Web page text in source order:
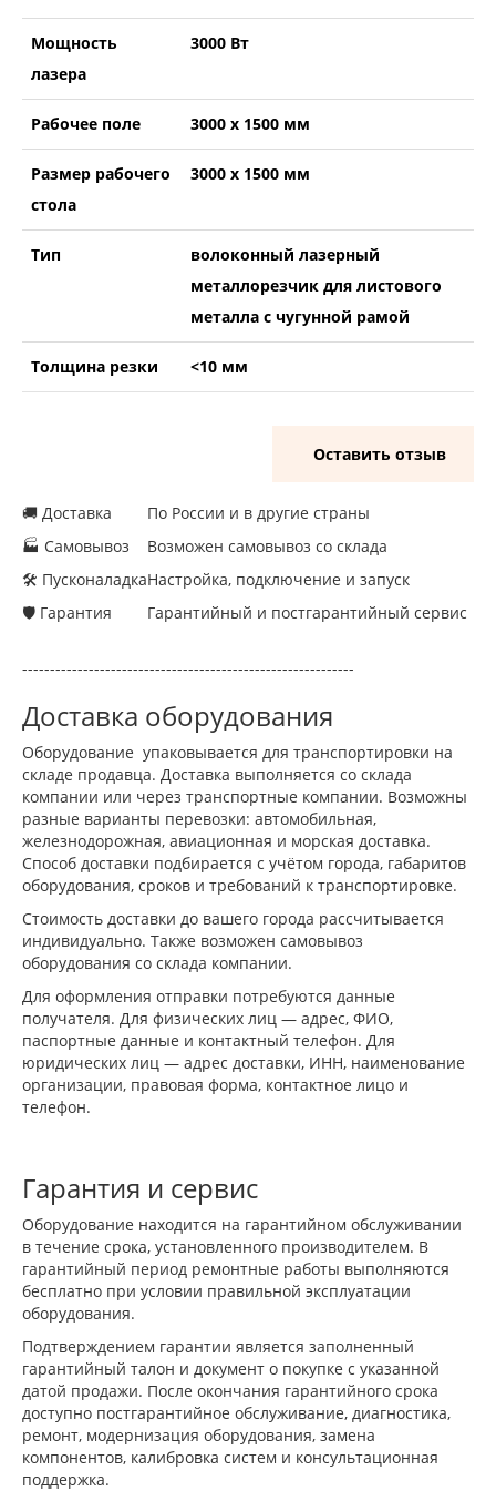
Мощность
лазера
3000 Вт
Рабочее поле 3000 х 1500 мм
Размер рабочего
стола
3000 х 1500 мм
Тип
волоконный лазерный
металлорезчик для листового
металла с чугунной рамой
Толщина резки <10 мм
Оставить отзыв
🚚 Доставка
🏭 Самовывоз
🛠 Пусконаладка
🛡 Гарантия
По России и в другие страны
Возможен самовывоз со склада
Настройка, подключение и запуск
Гарантийный и постгарантийный сервис
------------------------------------------------------------
Доставка оборудования
Оборудование упаковывается для транспортировки на
складе продавца. Доставка выполняется со склада
компании или через транспортные компании. Возможны
разные варианты перевозки: автомобильная,
железнодорожная, авиационная и морская доставка.
Способ доставки подбирается с учётом города, габаритов
оборудования, сроков и требований к транспортировке.
Стоимость доставки до вашего города рассчитывается
индивидуально. Также возможен самовывоз
оборудования со склада компании.
Для оформления отправки потребуются данные
получателя. Для физических лиц — адрес, ФИО,
паспортные данные и контактный телефон. Для
юридических лиц — адрес доставки, ИНН, наименование
организации, правовая форма, контактное лицо и
телефон.
Гарантия и сервис
Оборудование находится на гарантийном обслуживании
в течение срока, установленного производителем. В
гарантийный период ремонтные работы выполняются
бесплатно при условии правильной эксплуатации
оборудования.
Подтверждением гарантии является заполненный
гарантийный талон и документ о покупке с указанной
датой продажи. После окончания гарантийного срока
доступно постгарантийное обслуживание, диагностика,
ремонт, модернизация оборудования, замена
компонентов, калибровка систем и консультационная
поддержка.